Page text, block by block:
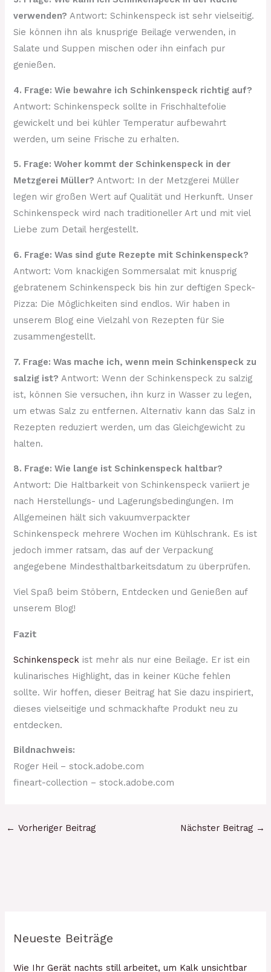
verwenden? Antwort: Schinkenspeck ist sehr vielseitig.
Sie können ihn als knusprige Beilage verwenden, in
Salate und Suppen mischen oder ihn einfach pur
genießen.
4. Frage: Wie bewahre ich Schinkenspeck richtig auf?
Antwort: Schinkenspeck sollte in Frischhaltefolie
gewickelt und bei kühler Temperatur aufbewahrt
werden, um seine Frische zu erhalten.
5. Frage: Woher kommt der Schinkenspeck in der
Metzgerei Müller? Antwort: In der Metzgerei Müller
legen wir großen Wert auf Qualität und Herkunft. Unser
Schinkenspeck wird nach traditioneller Art und mit viel
Liebe zum Detail hergestellt.
6. Frage: Was sind gute Rezepte mit Schinkenspeck?
Antwort: Vom knackigen Sommersalat mit knusprig
gebratenem Schinkenspeck bis hin zur deftigen Speck-
Pizza: Die Möglichkeiten sind endlos. Wir haben in
unserem Blog eine Vielzahl von Rezepten für Sie
zusammengestellt.
7. Frage: Was mache ich, wenn mein Schinkenspeck zu
salzig ist? Antwort: Wenn der Schinkenspeck zu salzig
ist, können Sie versuchen, ihn kurz in Wasser zu legen,
um etwas Salz zu entfernen. Alternativ kann das Salz in
Rezepten reduziert werden, um das Gleichgewicht zu
halten.
8. Frage: Wie lange ist Schinkenspeck haltbar?
Antwort: Die Haltbarkeit von Schinkenspeck variiert je
nach Herstellungs- und Lagerungsbedingungen. Im
Allgemeinen hält sich vakuumverpackter
Schinkenspeck mehrere Wochen im Kühlschrank. Es ist
jedoch immer ratsam, das auf der Verpackung
angegebene Mindesthaltbarkeitsdatum zu überprüfen.
Viel Spaß beim Stöbern, Entdecken und Genießen auf
unserem Blog!
Fazit
Schinkenspeck ist mehr als nur eine Beilage. Er ist ein
kulinarisches Highlight, das in keiner Küche fehlen
sollte. Wir hoffen, dieser Beitrag hat Sie dazu inspiriert,
dieses vielseitige und schmackhafte Produkt neu zu
entdecken.
Bildnachweis:
Roger Heil – stock.adobe.com
fineart-collection – stock.adobe.com
← Vorheriger Beitrag Nächster Beitrag →
Neueste Beiträge
Wie Ihr Gerät nachts still arbeitet, um Kalk unsichtbar